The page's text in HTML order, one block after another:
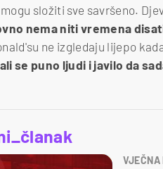
složiti sve savršeno.
nema niti vremena
ne izgledaju lijepo
se puno ljudi i javilo da
VJEČNA